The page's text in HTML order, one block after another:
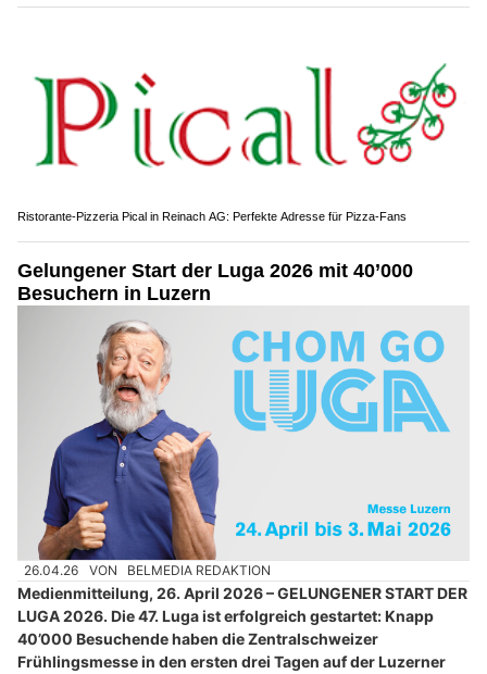
Ristorante-Pizzeria Pical in Reinach AG: Perfekte Adresse für Pizza-Fans
Gelungener Start der Luga 2026 mit 40’000
Besuchern in Luzern
26.04.26 VON BELMEDIA REDAKTION
Medienmitteilung, 26. April 2026 – GELUNGENER START DER
LUGA 2026. Die 47. Luga ist erfolgreich gestartet: Knapp
40’000 Besuchende haben die Zentralschweizer
Frühlingsmesse in den ersten drei Tagen auf der Luzerner